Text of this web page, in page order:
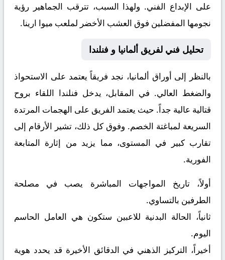
على الإبداع الفني. ولهذا السبب، تترقب الجماهير رؤية
نجومها المفضلين فوق العشب الأخضر لملعب ميوا ارينا.
تحليل فني لفريق ألمانيا و فنلندا
بالنظر إلى أوراق ألمانيا، نجد فريقاً يعتمد على الاستحواذ
والضغط العالي. في المقابل، يدخل فنلندا اللقاء بروح
قتالية عالية جداً. حيث يعتمد الفريق على الهجمات المرتدة
السريعة لمباغتة الخصم. وفوق كل ذلك، تشير الأرقام إلى
تقارب كبير في المستوى، مما يزيد من إثارة المتابعة
الفورية.
أولاً، تاريخ المواجهات المباشرة يصب في مصلحة
الطرفين بالتساوي.
ثانياً، الحالة البدنية للاعبين ستكون هي العامل الحاسم
اليوم.
أخيراً، التركيز الذهني في الدقائق الأخيرة قد يحدد هوية